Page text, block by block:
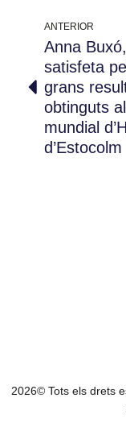
ANTERIOR
Anna
satisfeta
grans
obtinguts al
mundial
d’Estocolm
2026© Tots els drets